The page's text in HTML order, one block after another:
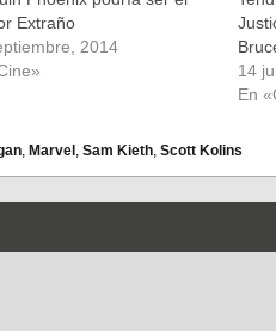
Extraño
2014
14
En
, Marvel , Sam Kieth, Scott Kolins